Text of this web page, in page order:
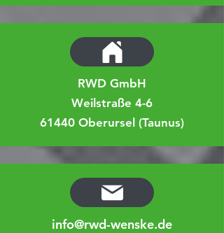
RWD GmbH
Weilstraße 4-6
61440 Oberursel (Taunus)
info@rwd-wenske.de